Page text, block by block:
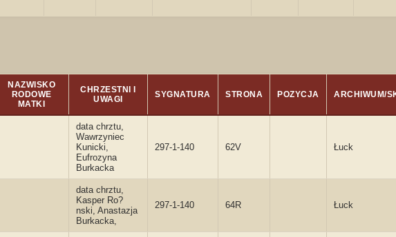
NAZWISKO
RODOWE
MATKI
CHRZESTNI I
UWAGI
SYGNATURA STRONA POZYCJA ARCHIWUM/
data chrztu,
Wawrzyniec
Kunicki,
Eufrozyna
Burkacka
297-1-140 62V Łuck
data chrztu,
Kasper Ro?
nski, Anastazja
Burkacka,
297-1-140 64R Łuck